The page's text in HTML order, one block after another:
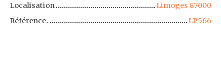
Localisation
Limoges 87000
Référence
LP566